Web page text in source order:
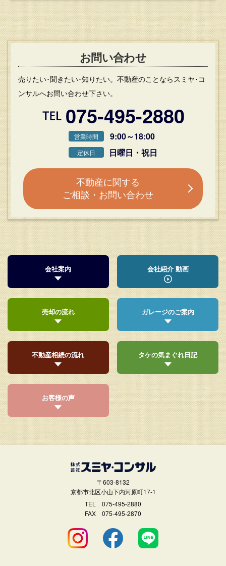
お問い合わせ
売りたい･聞きたい･知りたい。不動産のことならスミヤ･コ
ンサルへお問い合わせ下さい。
075-495-2880
営業時間 9:00～18:00
定休日 日曜日・祝日
不動産に関する
ご相談・お問い合わせ
会社案内 会社紹介 動画
売却の流れ ガレージのご案内
不動産相続の流れ タケの気まぐれ日記
お客様の声
〒603-8132
京都市北区小山下内河原町17-1
TEL 075-495-2880
FAX 075-495-2870